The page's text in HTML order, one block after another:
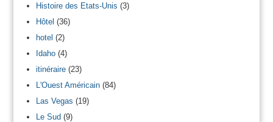
Histoire des Etats-Unis (3)
Hôtel (36)
hotel (2)
Idaho(4)
itinéraire(23)
L'Ouest Américain(84)
Las Vegas (19)
Le Sud(9)